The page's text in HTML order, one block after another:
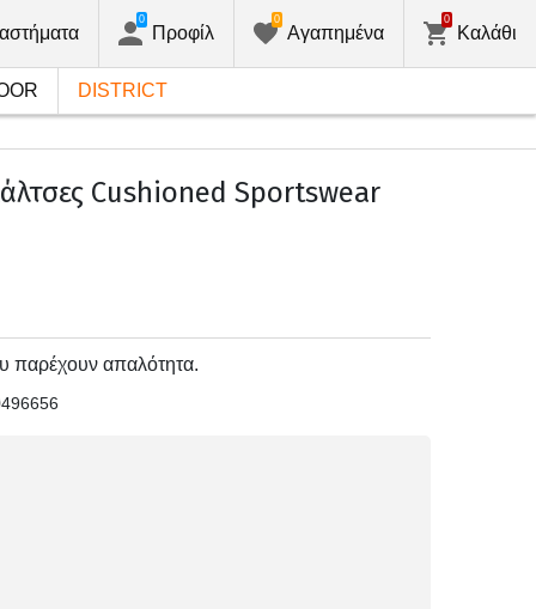
Προφίλ
0
Αγαπημένα
0
Καλάθι
0
DISTRICT
Cushioned Sportswear
παρέχουν απαλότητα.